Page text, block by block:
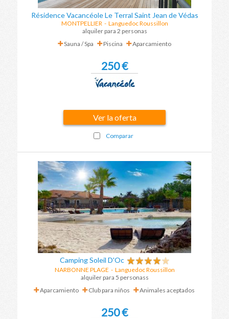
Résidence Vacancéole Le Terral Saint Jean de Védas
MONTPELLIER- Languedoc Roussillon
alquiler para 2 personas
Sauna / Spa
Piscina Aparcamiento
250 €
Ver la oferta
Comparar
Camping Soleil D'Oc
NARBONNE PLAGE - Languedoc Roussillon
alquiler para 5 personass
Aparcamiento
Club para niños Animales aceptados
250 €